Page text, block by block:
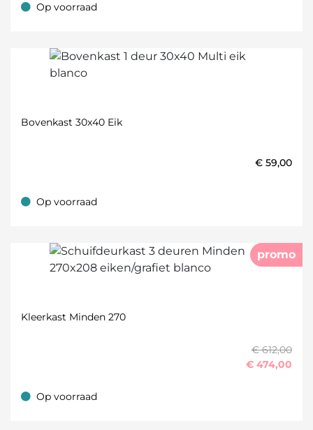
Op voorraad
Op voorraad
Bovenkast 30x40 Eik
€ 59,00
Op voorraad
Op voorraad
promo
Kleerkast Minden 270
€ 612,00
€ 474,00
Op voorraad
Op voorraad